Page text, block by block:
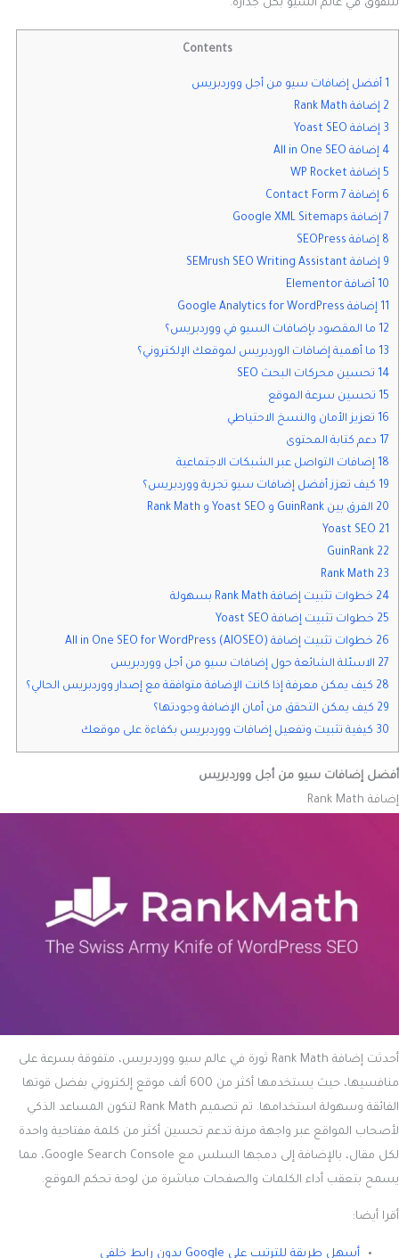
لتتفوّق في عالم السيو بكل جدارة.
Contents
1 أفضل إضافات سيو من أجل ووردبريس
2 إضافة Rank Math
3 إضافة Yoast SEO
4 إضافة All in One SEO
5 إضافة WP Rocket
6 إضافة Contact Form 7
7 إضافة Google XML Sitemaps
8 إضافة SEOPress
9 إضافة SEMrush SEO Writing Assistant
10 أضافة Elementor
11 إضافة Google Analytics for WordPress
12 ما المقصود بإضافات السيو في ووردبريس؟
13 ما أهمية إضافات الوردبريس لموقعك الإلكتروني؟
14 تحسين محركات البحث SEO
15 تحسين سرعة الموقع
16 تعزيز الأمان والنسخ الاحتياطي
17 دعم كتابة المحتوى
18 إضافات التواصل عبر الشبكات الاجتماعية
19 كيف تعزز أفضل إضافات سيو تجربة ووردبريس؟
20 الفرق بين GuinRank و Yoast SEO و Rank Math
21 Yoast SEO
22 GuinRank
23 Rank Math
24 خطوات تثبيت إضافة Rank Math بسهولة
25 خطوات تثبيت إضافة Yoast SEO
26 خطوات تثبيت إضافة All in One SEO for WordPress (AIOSEO)
27 الاسئلة الشائعة حول إضافات سيو من أجل ووردبريس
28 كيف يمكن معرفة إذا كانت الإضافة متوافقة مع إصدار ووردبريس الحالي؟
29 كيف يمكن التحقق من أمان الإضافة وجودتها؟
30 كيفية تثبيت وتفعيل إضافات ووردبريس بكفاءة على موقعك
أفضل إضافات سيو من أجل ووردبريس
إضافة Rank Math
أحدثت إضافة Rank Math ثورة في عالم سيو ووردبريس، متفوقة بسرعة على
منافسيها، حيث يستخدمها أكثر من 600 ألف موقع إلكتروني بفضل قوتها
الفائقة وسهولة استخدامها. تم تصميم Rank Math لتكون المساعد الذكي
لأصحاب المواقع عبر واجهة مرنة تدعم تحسين أكثر من كلمة مفتاحية واحدة
لكل مقال، بالإضافة إلى دمجها السلس مع Google Search Console، مما
يسمح بتعقب أداء الكلمات والصفحات مباشرة من لوحة تحكم الموقع.
أقرا أيضا:
أسهل طريقة للترتيب على Google بدون رابط خلفي